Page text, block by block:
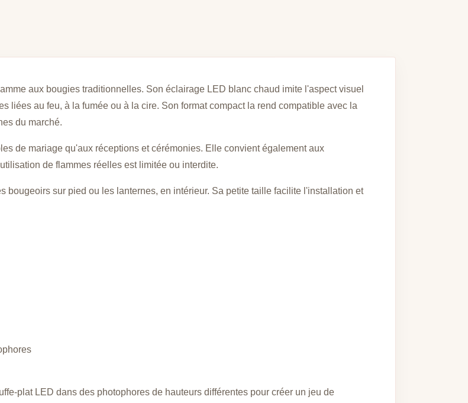
aux bougies traditionnelles. Son éclairage LED blanc chaud imite l'aspect visuel
liées au feu, à la fumée ou à la cire. Son format compact la rend compatible avec la
du marché.
de mariage qu'aux réceptions et cérémonies. Elle convient également aux
de flammes réelles est limitée ou interdite.
bougeoirs sur pied ou les lanternes, en intérieur. Sa petite taille facilite l'installation et
plat LED dans des photophores de hauteurs différentes pour créer un jeu de